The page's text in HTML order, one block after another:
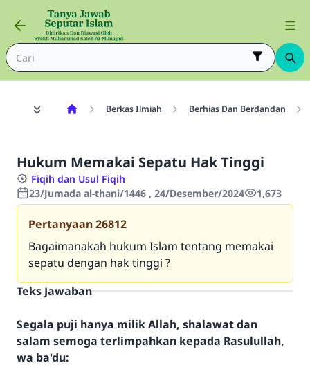
Berkas Ilmiah Berhias Dan Berdandan
Hukum Memakai Sepatu Hak Tinggi
Fiqih dan Usul Fiqih
23/Jumada al-thani/1446 , 24/Desember/2024
1,673
Pertanyaan26812
Bagaimanakah hukum Islam tentang memakai
sepatu dengan hak tinggi ?
Teks Jawaban
Segala puji hanya milik Allah, shalawat dan
salam semoga terlimpahkan kepada Rasulullah,
wa ba'du: